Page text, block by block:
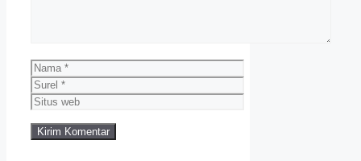
Nama
Surel
Situs
web